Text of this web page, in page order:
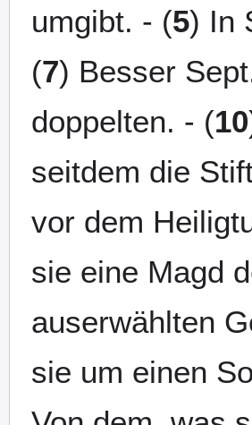
umgibt. - (5) In
(7) Besser
doppelten. - (10
seitdem die
vor dem
sie eine Magd
auserwählten
sie um einen